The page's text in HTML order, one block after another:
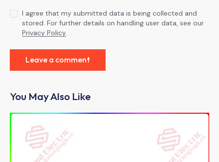
I agree that my submitted data is being collected and
stored. For further details on handling user data, see our
Privacy Policy.
You May Also Like